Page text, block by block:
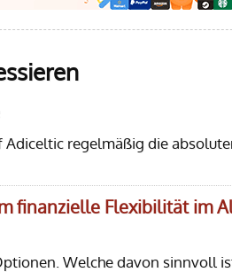
Adiceltic regelmäßig die
finanzielle Flexibilität im
Welche davon sinnvoll